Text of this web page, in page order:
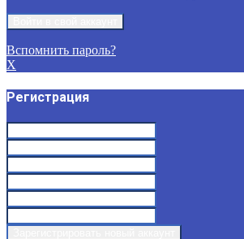
Вспомнить пароль?
X
Регистрация